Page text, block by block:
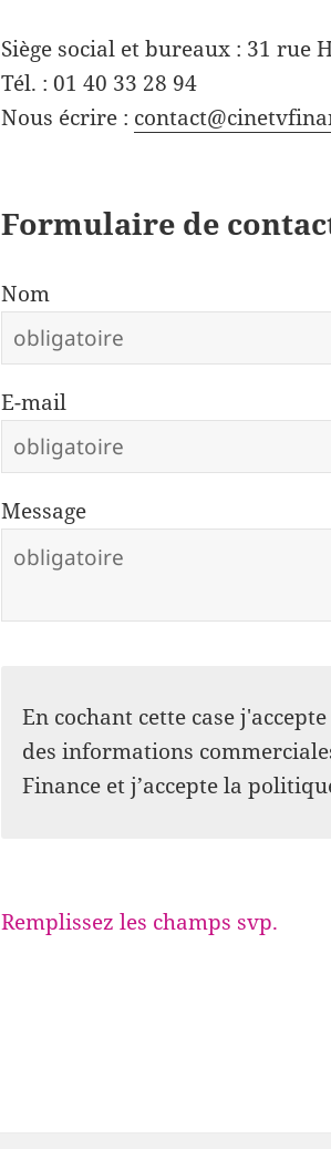
Siège social et bureaux : 31 rue
Tél. : 01 40 33 28 94
Nous écrire :
Formulaire de
Nom
E-mail
Message
En cochant cette case
des informations
Finance et j’accepte la
Remplissez les champs svp.